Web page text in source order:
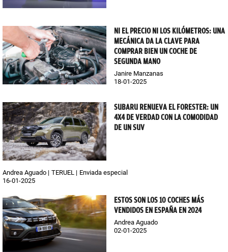
NI EL PRECIO NI LOS KILÓMETROS: UNA
MECÁNICA DA LA CLAVE PARA
COMPRAR BIEN UN COCHE DE
SEGUNDA MANO
Janire Manzanas
18-01-2025
SUBARU RENUEVA EL FORESTER: UN
4X4 DE VERDAD CON LA COMODIDAD
DE UN SUV
Andrea Aguado TERUEL
Enviada especial
16-01-2025
ESTOS SON LOS 10 COCHES MÁS
VENDIDOS EN ESPAÑA EN 2024
Andrea Aguado
02-01-2025